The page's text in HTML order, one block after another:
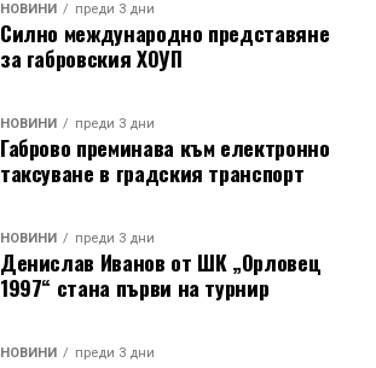
НОВИНИ преди 3 дни
Силно международно представяне
за габровския ХОУП
НОВИНИ преди 3 дни
Габрово преминава към електронно
таксуване в градския транспорт
НОВИНИ преди 3 дни
Денислав Иванов от ШК „Орловец
1997“ стана първи на турнир
НОВИНИ преди 3 дни